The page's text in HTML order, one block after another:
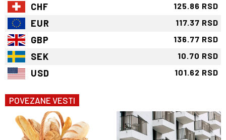
CHF 125.86 RSD
EUR 117.37 RSD
GBP 136.77 RSD
SEK 10.70 RSD
USD 101.62 RSD
POVEZANE VESTI